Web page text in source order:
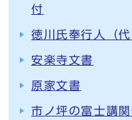
付
徳川氏奉行人（
安楽寺文書
原家文書
市ノ坪の富士講